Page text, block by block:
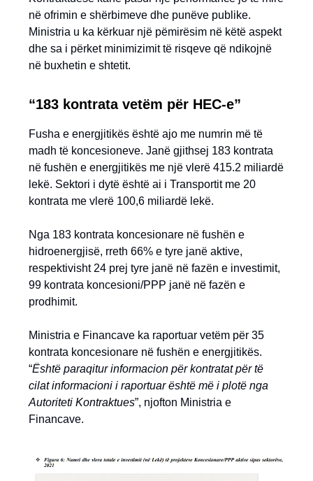
në ofrimin e shërbimeve dhe punëve publike.
Ministria u ka kërkuar një pëmirësim në këtë aspekt
dhe sa i përket minimizimit të risqeve që ndikojnë
në buxhetin e shtetit.
“183 kontrata vetëm për HEC-e”
Fusha e energjitikës është ajo me numrin më të
madh të koncesioneve. Janë gjithsej 183 kontrata
në fushën e energjitikës me një vlerë 415.2 miliardë
lekë. Sektori i dytë është ai i Transportit me 20
kontrata me vlerë 100,6 miliardë lekë.
Nga 183 kontrata koncesionare në fushën e
hidroenergjisë, rreth 66% e tyre janë aktive,
respektivisht 24 prej tyre janë në fazën e investimit,
99 kontrata koncesioni/PPP janë në fazën e
prodhimit.
Ministria e Financave ka raportuar vetëm për 35
kontrata koncesionare në fushën e energjitikës.
“Është paraqitur informacion për kontratat për të
cilat informacioni i raportuar është më i plotë nga
Autoriteti Kontraktues”, njofton Ministria e
Financave.